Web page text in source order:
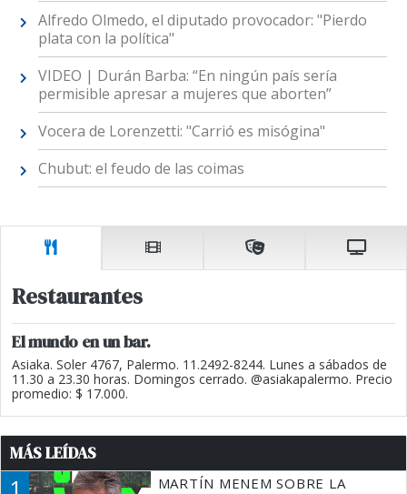
Alfredo Olmedo, el diputado provocador: "Pierdo
plata con la política"
VIDEO | Durán Barba: “En ningún país sería
permisible apresar a mujeres que aborten”
Vocera de Lorenzetti: "Carrió es misógina"
Chubut: el feudo de las coimas
Restaurantes
El mundo en un bar.
Asiaka. Soler 4767, Palermo. 11.2492-8244. Lunes a sábados de
11.30 a 23.30 horas. Domingos cerrado. @asiakapalermo. Precio
promedio: $ 17.000.
MÁS LEÍDAS
MARTÍN MENEM SOBRE LA